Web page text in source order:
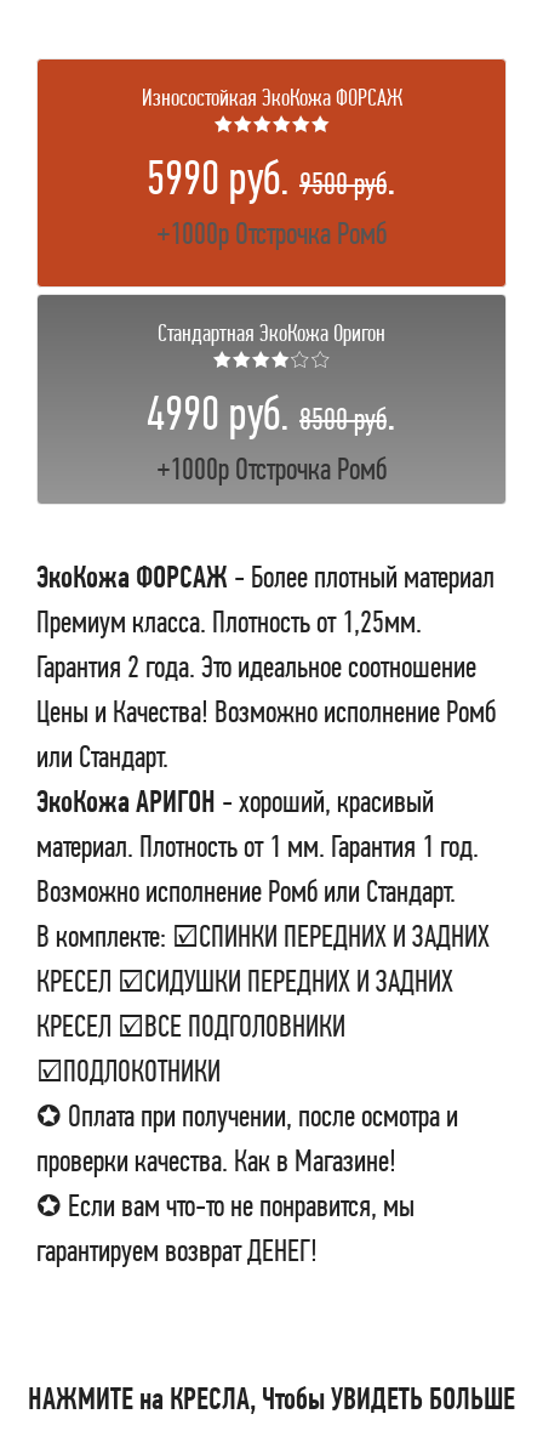
Износостойкая ЭкоКожа ФОРСАЖ
★★★★★★
5990 руб. 9500 руб.
+1000р Отстрочка Ромб
Стандартная ЭкоКожа Оригон
★★★★☆☆
4990 руб. 8500 руб.
+1000р Отстрочка Ромб
ЭкоКожа ФОРСАЖ - Более плотный материал
Премиум класса. Плотность от 1,25мм.
Гарантия 2 года. Это идеальное соотношение
Цены и Качества! Возможно исполнение Ромб
или Стандарт.
ЭкоКожа АРИГОН - хороший, красивый
материал. Плотность от 1 мм. Гарантия 1 год.
Возможно исполнение Ромб или Стандарт.
В комплекте: ☑СПИНКИ ПЕРЕДНИХ И ЗАДНИХ
КРЕСЕЛ ☑СИДУШКИ ПЕРЕДНИХ И ЗАДНИХ
КРЕСЕЛ ☑ВСЕ ПОДГОЛОВНИКИ
☑ПОДЛОКОТНИКИ
✪ Оплата при получении, после осмотра и
проверки качества. Как в Магазине!
✪ Если вам что-то не понравится, мы
гарантируем возврат ДЕНЕГ!
НАЖМИТЕ на КРЕСЛА, Чтобы УВИДЕТЬ БОЛЬШЕ